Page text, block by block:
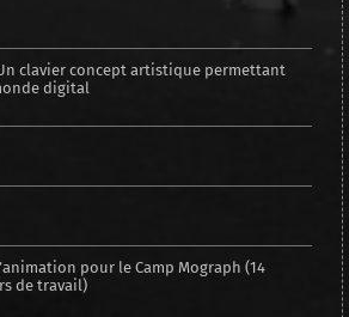
clavier concept artistique permettant
digital
pour le Camp Mograph (14
de travail)